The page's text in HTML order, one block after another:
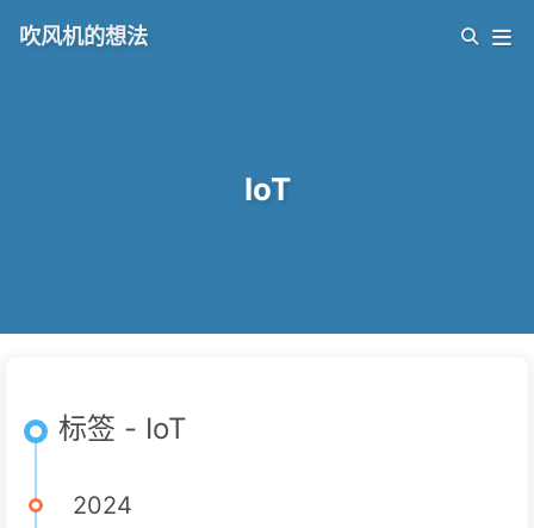
吹风机的想法
IoT
标签 - IoT
2024